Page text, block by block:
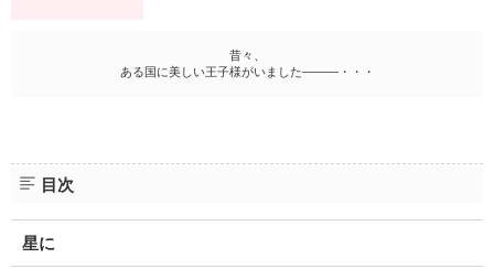
昔々、
ある国に美しい王子様がいました―――・・・
目次
星に